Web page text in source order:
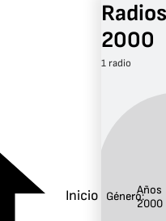
Inicio
2000
1 radio
Género:Años
2000